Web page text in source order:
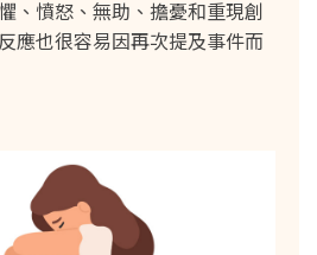
、憤怒、無助、擔憂和重現創
應也很容易因再次提及事件而